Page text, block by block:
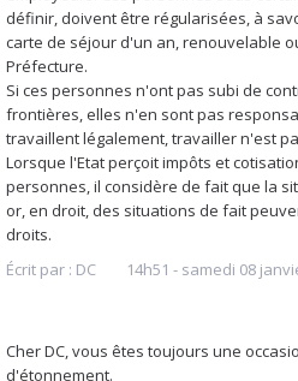
définir, doivent être régularisées, à
carte de séjour d'un an, renouvelable
Préfecture.
Si ces personnes n'ont pas subi de
frontières, elles n'en sont pas
travaillent légalement, travailler n'est
Lorsque l'Etat perçoit impôts et
personnes, il considère de fait que la
or, en droit, des situations de fait
droits.
Écrit par : DC 14h51 - samedi 08
Cher DC, vous êtes toujours une
d'étonnement.